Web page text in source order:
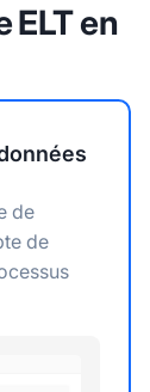
ELT en
de
de